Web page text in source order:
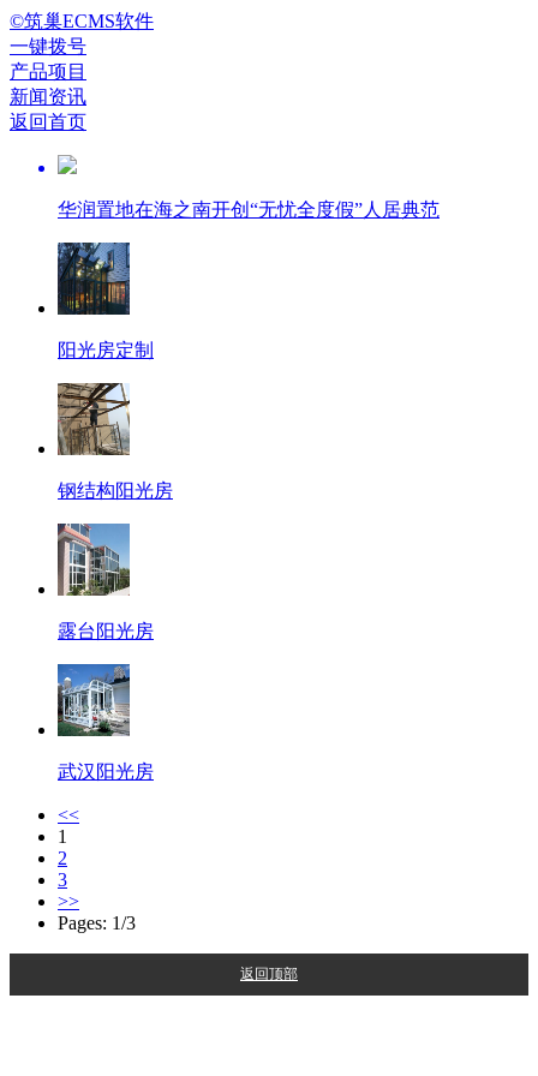
©筑巢ECMS软件
一键拨号
产品项目
新闻资讯
返回首页
华润置地在海之南开创“无忧全度假”人居典范
阳光房定制
钢结构阳光房
露台阳光房
武汉阳光房
<<
1
2
3
>>
Pages: 1/3
返回顶部